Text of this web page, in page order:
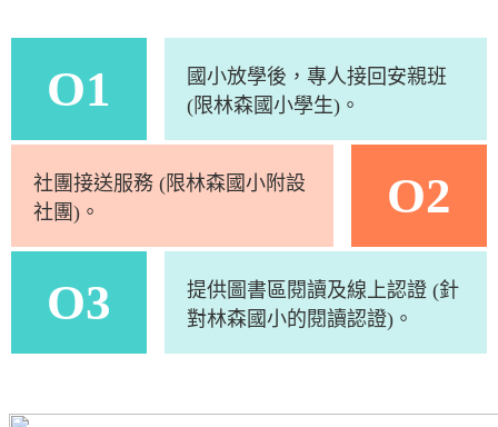
O1
國小放學後，專人接回安親班
(限林森國小學生)。
社團接送服務 (限林森國小附設
社團)。
O2
O3
提供圖書區閱讀及線上認證 (針
對林森國小的閱讀認證)。